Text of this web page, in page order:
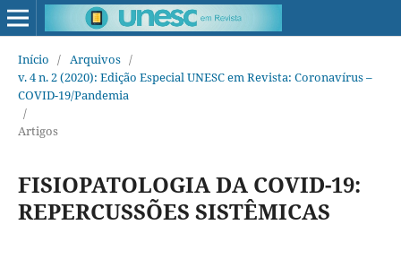
Início / Arquivos /
v. 4 n. 2 (2020): Edição Especial UNESC em Revista: Coronavírus –
COVID-19/Pandemia
/
Artigos
FISIOPATOLOGIA DA COVID-19:
REPERCUSSÕES SISTÊMICAS